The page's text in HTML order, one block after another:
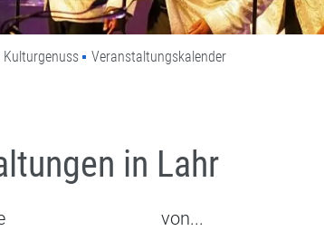
Lahr
Kulturgenuss Veranstaltungskalender
in Lahr
von...